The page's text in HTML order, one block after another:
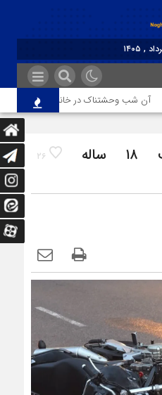
آن شب وحشتناک در خانه «عصمت»
26
جان باختن راکب ۱۸ ساله